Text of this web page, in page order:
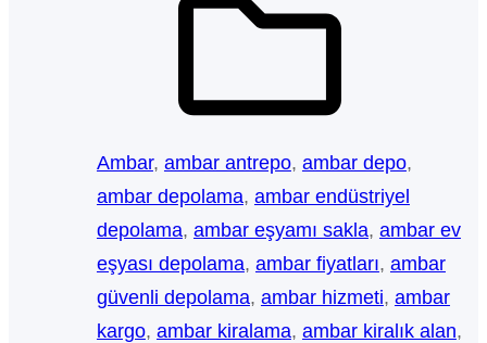
Ambar, ambar antrepo, ambar depo
ambar depolama, ambar endüstriyel
depolama, ambar eşyamı sakla, ambar ev
eşyası depolama, ambar fiyatları, ambar
güvenli depolama, ambar hizmeti, ambar
kargo, ambar kiralama, ambar kiralık alan